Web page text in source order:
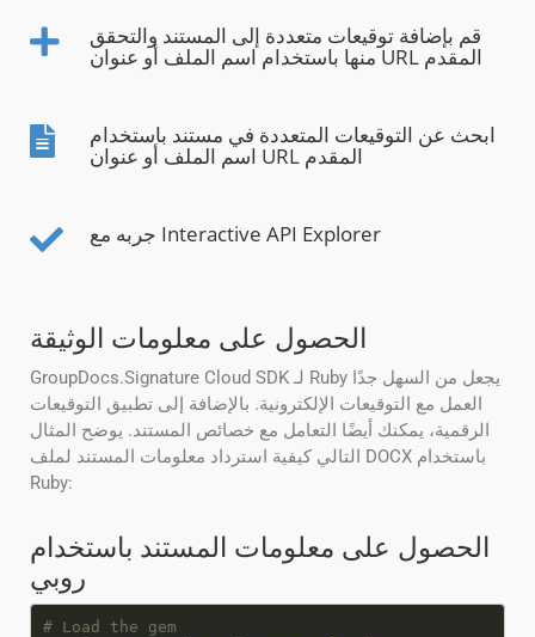
قم بإضافة توقيعات متعددة إلى المستند والتحقق
منها باستخدام اسم الملف أو عنوان URL المقدم
ابحث عن التوقيعات المتعددة في مستند باستخدام
اسم الملف أو عنوان URL المقدم
جربه مع Interactive API Explorer
الحصول على معلومات الوثيقة
GroupDocs.Signature Cloud SDK لـ Ruby يجعل من السهل جدًا
العمل مع التوقيعات الإلكترونية. بالإضافة إلى تطبيق التوقيعات
الرقمية، يمكنك أيضًا التعامل مع خصائص المستند. يوضح المثال
التالي كيفية استرداد معلومات المستند لملف DOCX باستخدام
Ruby:
الحصول على معلومات المستند باستخدام
روبي
# Load the gem